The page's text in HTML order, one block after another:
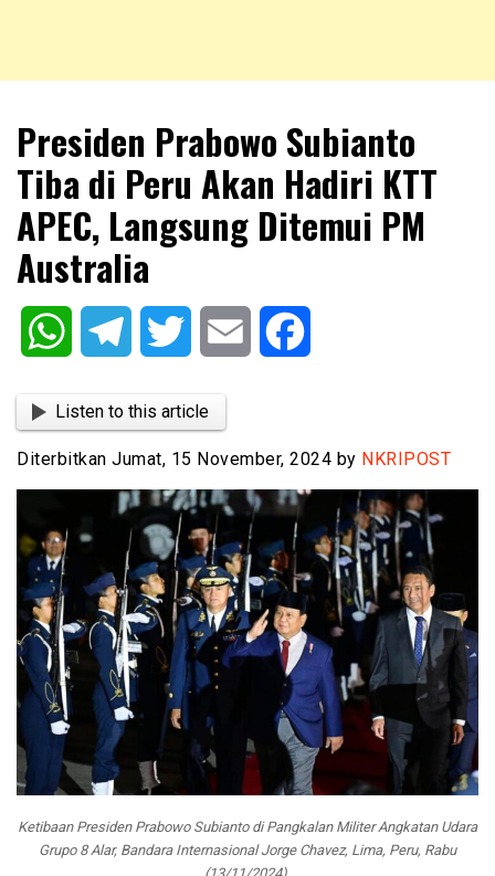
NKRIPOST
Presiden Prabowo Subianto
Tiba di Peru Akan Hadiri KTT
APEC, Langsung Ditemui PM
Australia
WhatsAppTelegram Twitter Email
Listen to this article
Diterbitkan Jumat, 15 November, 2024 by NKRIPOST
Ketibaan Presiden Prabowo Subianto di Pangkalan Militer Angkatan Udara
Grupo 8 Alar, Bandara Internasional Jorge Chavez, Lima, Peru, Rabu